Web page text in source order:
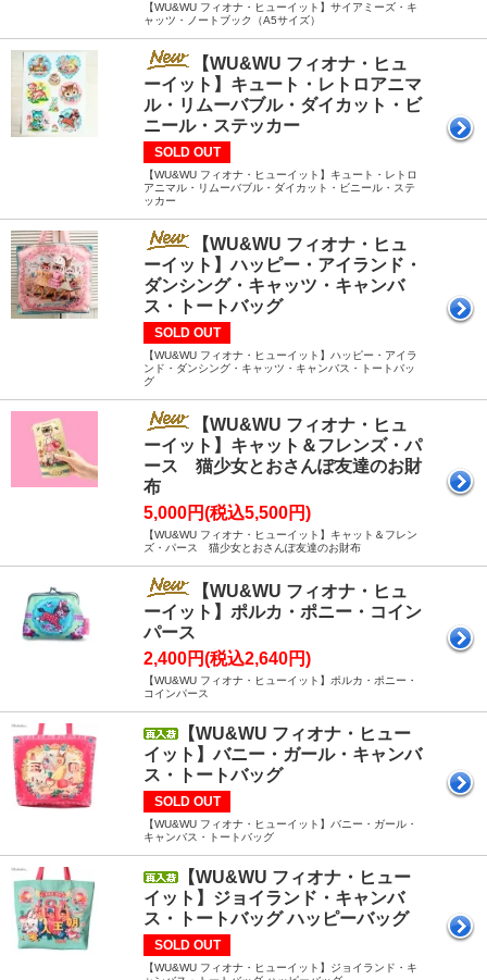
【WU&WU フィオナ・ヒューイット】サイアミーズ・キ
ャッツ・ノートブック（A5サイズ）
【WU&WU フィオナ・ヒュ
ーイット】キュート・レトロアニマ
ル・リムーバブル・ダイカット・ビ
ニール・ステッカー
SOLD OUT
【WU&WU フィオナ・ヒューイット】キュート・レトロ
アニマル・リムーバブル・ダイカット・ビニール・ステ
ッカー
【WU&WU フィオナ・ヒュ
ーイット】ハッピー・アイランド・
ダンシング・キャッツ・キャンバ
ス・トートバッグ
SOLD OUT
【WU&WU フィオナ・ヒューイット】ハッピー・アイラ
ンド・ダンシング・キャッツ・キャンバス・トートバッ
グ
【WU&WU フィオナ・ヒュ
ーイット】キャット＆フレンズ・パ
ース 猫少女とおさんぽ友達のお財
布
5,000円(税込5,500円)
【WU&WU フィオナ・ヒューイット】キャット＆フレン
ズ・パース 猫少女とおさんぽ友達のお財布
【WU&WU フィオナ・ヒュ
ーイット】ポルカ・ポニー・コイン
パース
2,400円(税込2,640円)
【WU&WU フィオナ・ヒューイット】ポルカ・ポニー・
コインパース
【WU&WU フィオナ・ヒュー
イット】バニー・ガール・キャンバ
ス・トートバッグ
SOLD OUT
【WU&WU フィオナ・ヒューイット】バニー・ガール・
キャンバス・トートバッグ
【WU&WU フィオナ・ヒュー
イット】ジョイランド・キャンバ
ス・トートバッグ ハッピーバッグ
SOLD OUT
【WU&WU フィオナ・ヒューイット】ジョイランド・キ